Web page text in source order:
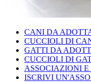
CANI DA
CUCCIOLI DI
GATTI DA
CUCCIOLI DI
ASSOCIAZIONI E
ISCRIVI